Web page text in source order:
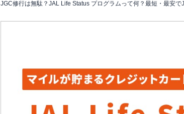
JGC修行は無駄？JAL Life Status プログラムって何？最短・最安で